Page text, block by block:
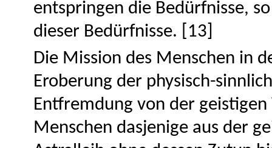
entspringen die Bedürfnisse,
dieser Bedürfnisse. [13]
Die Mission des Menschen in
Eroberung der physisch-
Entfremdung von der
Menschen dasjenige aus der